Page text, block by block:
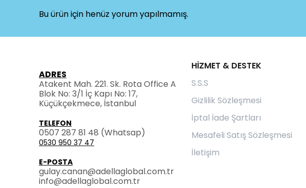
Bu ürün için henüz yorum yapılmamış.
HİZMET & DESTEK
S.S.S
Gizlilik Sözleşmesi
İptal İade Şartları
Mesafeli Satış Sözleşmesi
İletişim
ADRES
Atakent Mah. 221. Sk. Rota Office A
Blok No: 3/1 İç Kapı No: 17,
Küçükçekmece, İstanbul
TELEFON
0507 287 81 48 (Whatsap)
0530 950 37 47
E-POSTA
gulay.canan@adellaglobal.com.tr
info@adellaglobal.com.tr